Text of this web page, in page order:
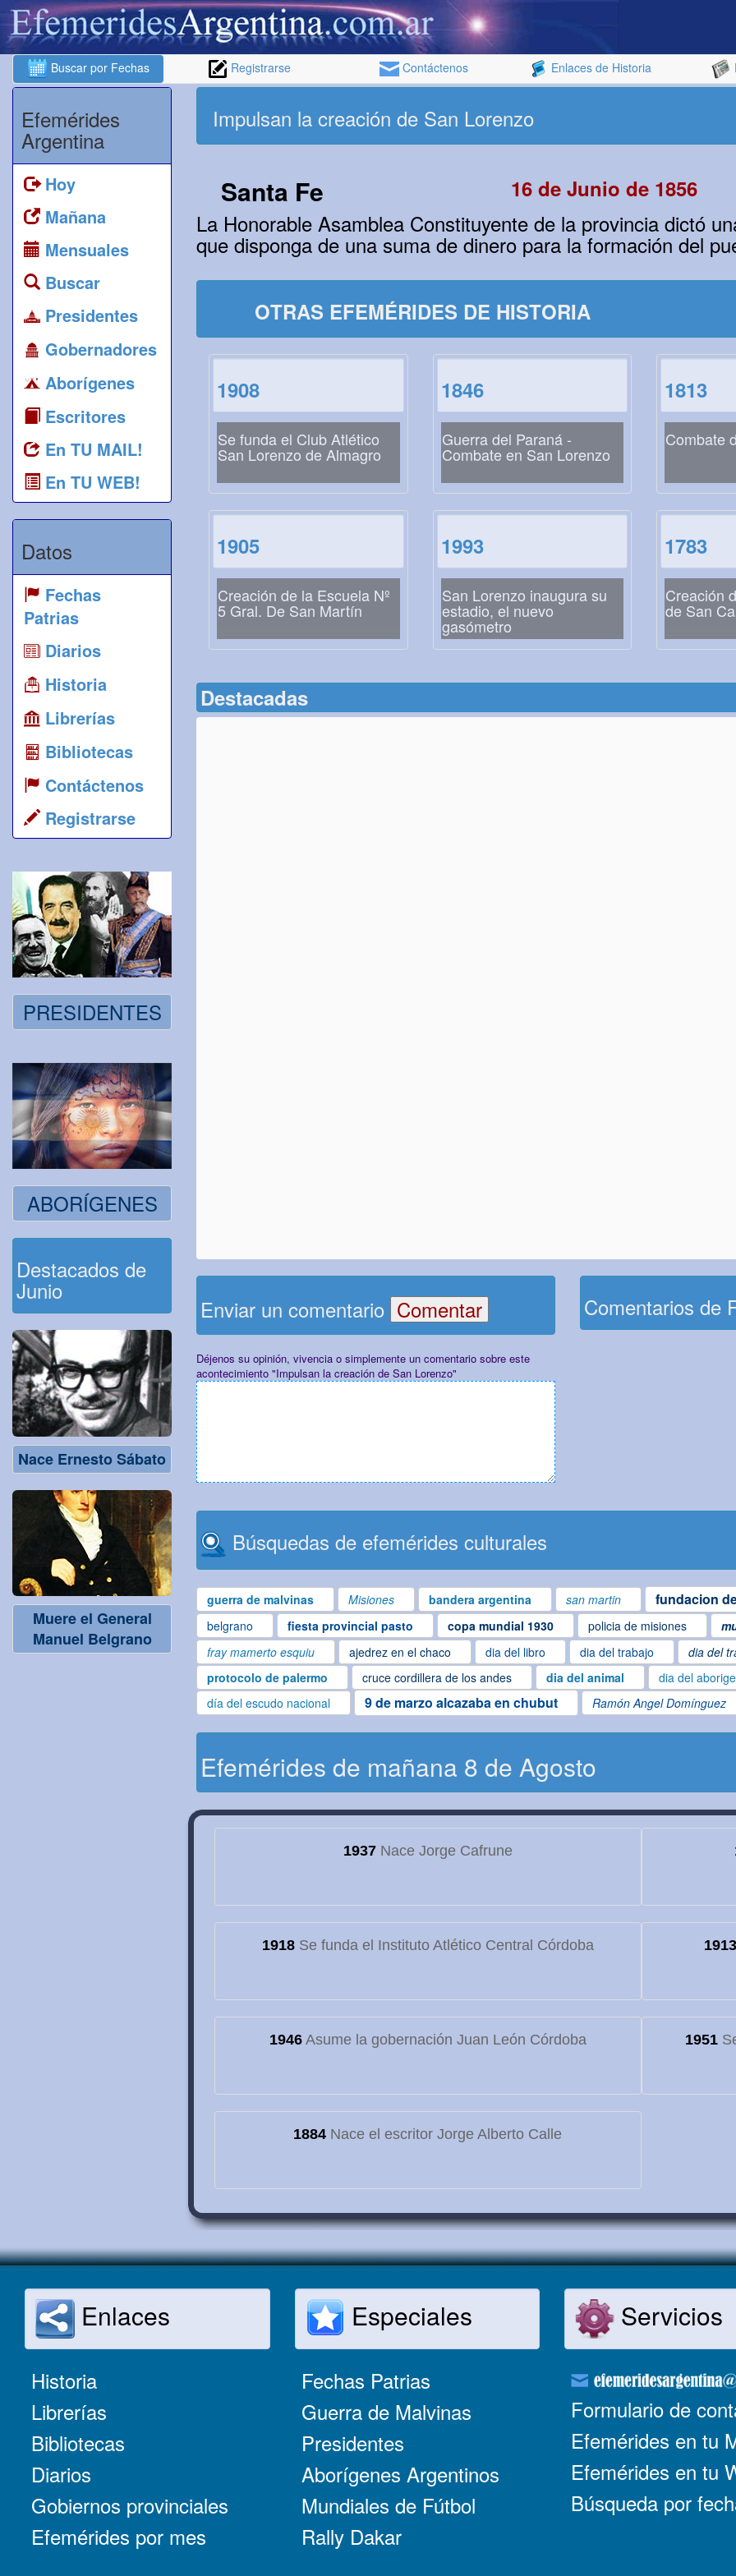
Buscar por Fechas Registrarse Contáctenos Enlaces de Historia
Efemérides
Argentina
Hoy
Mañana
Mensuales
Buscar
Presidentes
Gobernadores
Aborígenes
Escritores
En TU MAIL!
En TU WEB!
Datos
Fechas
Patrias
Diarios
Historia
Librerías
Bibliotecas
Contáctenos
Registrarse
PRESIDENTES
ABORÍGENES
Destacados de
Junio
Nace Ernesto Sábato
Muere el General
Manuel Belgrano
Impulsan la creación de San Lorenzo
Santa Fe 16 de Junio de 1856
La Honorable Asamblea Constituyente de la provincia dictó
que disponga de una suma de dinero para la formación del
OTRAS EFEMÉRIDES DE HISTORIA
1908
Se funda el Club Atlético
San Lorenzo de Almagro
1846
Guerra del Paraná -
Combate en San Lorenzo
1813
Combate
1905
Creación de la Escuela Nº
5 Gral. De San Martín
1993
San Lorenzo inaugura su
estadio, el nuevo
gasómetro
1783
Creación
de San
Destacadas
Enviar un comentario
Déjenos su opinión, vivencia o simplemente un comentario sobre este
acontecimiento "Impulsan la creación de San Lorenzo"
Comentarios de
Búsquedas de efemérides culturales
guerra de malvinas Misiones bandera argentina san martin fundacion
belgrano
fiesta provincial pasto copa mundial 1930 policia de misiones
fray mamerto esquiu
ajedrez en el chaco dia del libro dia del trabajo dia del
protocolo de palermo cruce cordillera de los andes dia del animal dia del
día del escudo nacional
9 de marzo alcazaba en chubut Ramón Angel Domínguez
Efemérides de mañana 8 de Agosto
1937Nace Jorge Cafrune
1918Se funda el Instituto Atlético Central Córdoba 1913
1946Asume la gobernación Juan León Córdoba 1951
1884 Nace el escritor Jorge Alberto Calle
Enlaces
Historia
Librerías
Bibliotecas
Diarios
Gobiernos provinciales
Efemérides por mes
Especiales
Fechas Patrias
Guerra de Malvinas
Presidentes
Aborígenes Argentinos
Mundiales de Fútbol
Rally Dakar
Servicios
Formulario de
Efemérides en tu
Efemérides en tu
Búsqueda por